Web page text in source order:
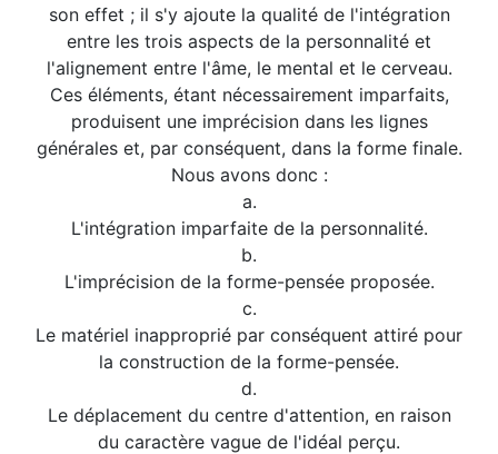
son effet ; il s'y ajoute la qualité de l'intégration
entre les trois aspects de la personnalité et
l'alignement entre l'âme, le mental et le cerveau.
Ces éléments, étant nécessairement imparfaits,
produisent une imprécision dans les lignes
générales et, par conséquent, dans la forme finale.
Nous avons donc :
a.
L'intégration imparfaite de la personnalité.
b.
L'imprécision de la forme-pensée proposée.
c.
Le matériel inapproprié par conséquent attiré pour
la construction de la forme-pensée.
d.
Le déplacement du centre d'attention, en raison
du caractère vague de l'idéal perçu.